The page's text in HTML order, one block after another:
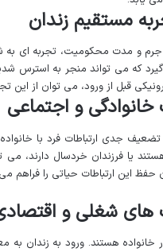
جرم و مدت محکومیت، تجربه ای
که می تواند منجر به استرس
قبل از ورود، می توان از این
جدی ارتباطات فرد با
یا فرزندان خردسال دارند، می
حفظ این ارتباطات حیاتی را
خانواده هستند. ورود به زندان